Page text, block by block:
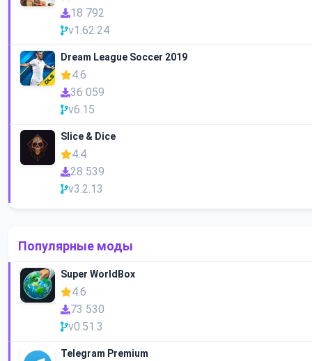
18 792
v1.62.24
Dream League Soccer 2019
4.6
36 059
v6.15
Slice & Dice
4.4
28 539
v3.2.13
Популярные моды
Super WorldBox
4.6
73 530
v0.51.3
Telegram Premium